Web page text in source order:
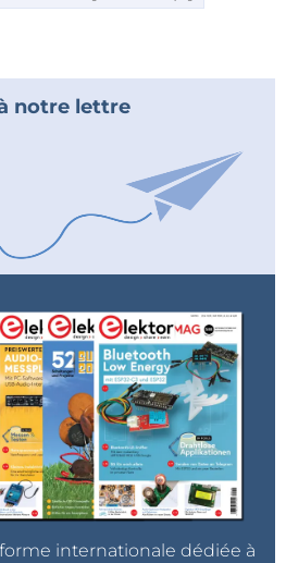
notre lettre
internationale dédiée à